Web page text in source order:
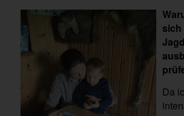
sich
Da